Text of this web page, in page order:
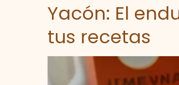
Yacón: El
tus recetas